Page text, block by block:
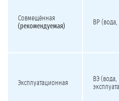
Совмещённая
(рекомендуемая)
ВР (вода,
Эксплуатационная
ВЭ (вода,